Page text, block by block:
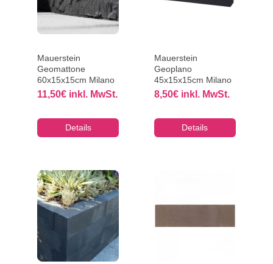
Mauerstein
Geomattone
60x15x15cm Milano
11,50€ inkl. MwSt.
Details
Mauerstein
Geoplano
45x15x15cm Milano
8,50€ inkl. MwSt.
Details